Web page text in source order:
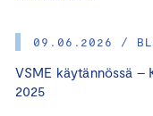
09.06.2026 /
VSME käytännössä –
2025